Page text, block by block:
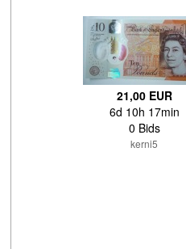
21,00 EUR
6d 10h 17min
0 Bids
kerni5